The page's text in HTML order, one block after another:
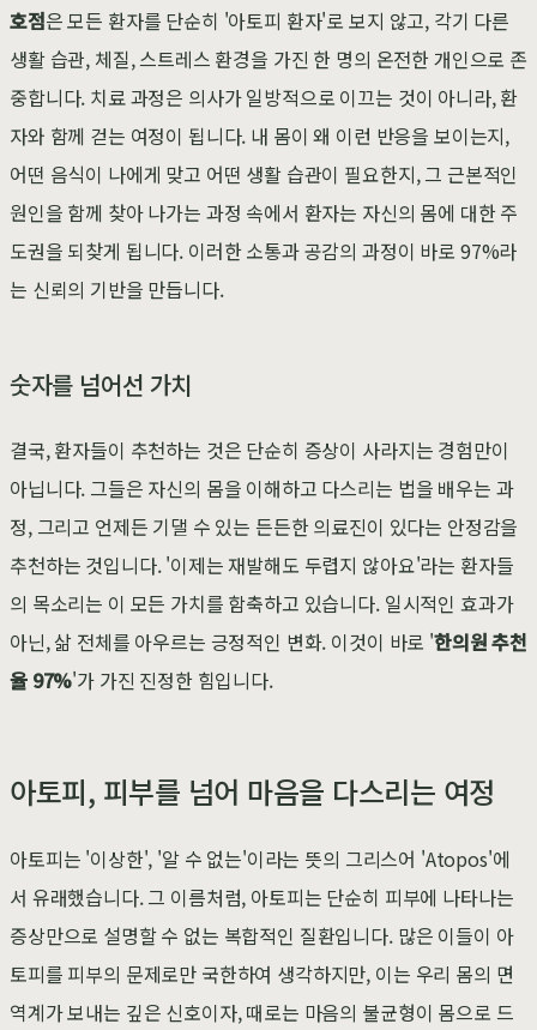
호점은 모든 환자를 단순히 '아토피 환자'로 보지 않고, 각기 다른
생활 습관, 체질, 스트레스 환경을 가진 한 명의 온전한 개인으로 존
중합니다. 치료 과정은 의사가 일방적으로 이끄는 것이 아니라, 환
자와 함께 걷는 여정이 됩니다. 내 몸이 왜 이런 반응을 보이는지,
어떤 음식이 나에게 맞고 어떤 생활 습관이 필요한지, 그 근본적인
원인을 함께 찾아 나가는 과정 속에서 환자는 자신의 몸에 대한 주
도권을 되찾게 됩니다. 이러한 소통과 공감의 과정이 바로 97%라
는 신뢰의 기반을 만듭니다.
숫자를 넘어선 가치
결국, 환자들이 추천하는 것은 단순히 증상이 사라지는 경험만이
아닙니다. 그들은 자신의 몸을 이해하고 다스리는 법을 배우는 과
정, 그리고 언제든 기댈 수 있는 든든한 의료진이 있다는 안정감을
추천하는 것입니다. '이제는 재발해도 두렵지 않아요'라는 환자들
의 목소리는 이 모든 가치를 함축하고 있습니다. 일시적인 효과가
아닌, 삶 전체를 아우르는 긍정적인 변화. 이것이 바로 '한의원 추천
율 97%'가 가진 진정한 힘입니다.
아토피, 피부를 넘어 마음을 다스리는 여정
아토피는 '이상한', '알 수 없는'이라는 뜻의 그리스어 'Atopos'에
서 유래했습니다. 그 이름처럼, 아토피는 단순히 피부에 나타나는
증상만으로 설명할 수 없는 복합적인 질환입니다. 많은 이들이 아
토피를 피부의 문제로만 국한하여 생각하지만, 이는 우리 몸의 면
역계가 보내는 깊은 신호이자, 때로는 마음의 불균형이 몸으로 드